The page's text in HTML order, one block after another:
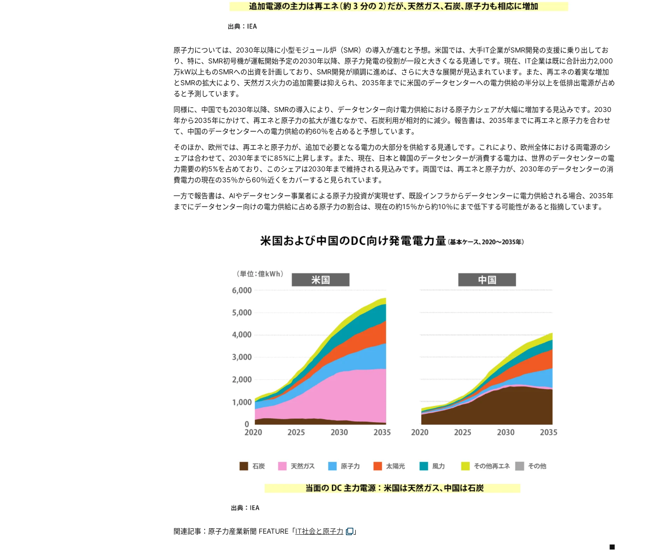
原子力については、2030年以降に小型モジュール炉（SMR）の導入が進むと予想。米国では、大手IT企業がSMR開発の支援に乗り出してお
り、特に、SMR初号機が運転開始予定の2030年以降、原子力発電の役割が一段と大きくなる見通しです。現在、IT企業は既に合計出力2,000
万kW以上ものSMRへの出資を計画しており、SMR開発が順調に進めば、さらに大きな展開が見込まれています。また、再エネの着実な増加
とSMRの拡大により、天然ガス火力の追加需要は抑えられ、2035年までに米国のデータセンターへの電力供給の半分以上を低排出電源が占め
ると予測しています。
同様に、中国でも2030年以降、SMRの導入により、データセンター向け電力供給における原子力シェアが大幅に増加する見込みです。2030
年から2035年にかけて、再エネと原子力の拡大が進むなかで、石炭利用が相対的に減少。報告書は、2035年までに再エネと原子力を合わせ
て、中国のデータセンターへの電力供給の約60％を占めると予想しています。
そのほか、欧州では、再エネと原子力が、追加で必要となる電力の大部分を供給する見通しです。これにより、欧州全体における両電源のシ
ェアは合わせて、2030年までに85%に上昇します。また、現在、日本と韓国のデータセンターが消費する電力は、世界のデータセンターの電
力需要の約5%を占めており、このシェアは2030年まで維持される見込みです。両国では、再エネと原子力が、2030年のデータセンターの消
費電力の現在の35％から60％近くをカバーすると見られています。
一方で報告書は、AIやデータセンター事業者による原子力投資が実現せず、既設インフラからデータセンターに電力供給される場合、2035年
までにデータセンター向けの電力供給に占める原子力の割合は、現在の約15％から約10％にまで低下する可能性があると指摘しています。
関連記事：原子力産業新聞 FEATURE「IT社会と原子力
」
■